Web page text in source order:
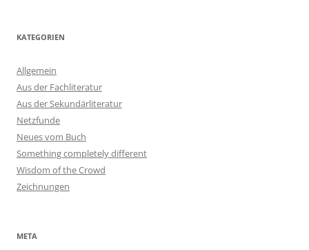
KATEGORIEN
Allgemein
Aus der Fachliteratur
Aus der Sekundärliteratur
Netzfunde
Neues vom Buch
Something completely different
Wisdom of the Crowd
Zeichnungen
META